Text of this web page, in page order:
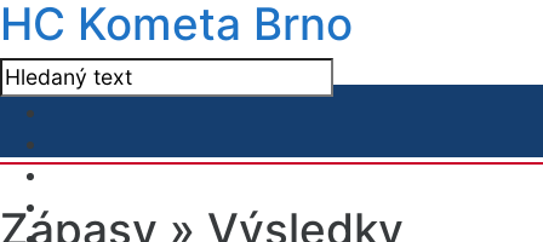
HC Kometa Brno
Zápasy » Výsledky